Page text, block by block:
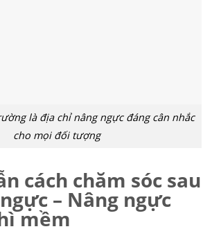
là địa chỉ nâng ngực đáng cân nhắc
cho mọi đối tượng
cách chăm sóc sau
– Nâng ngực
mềm